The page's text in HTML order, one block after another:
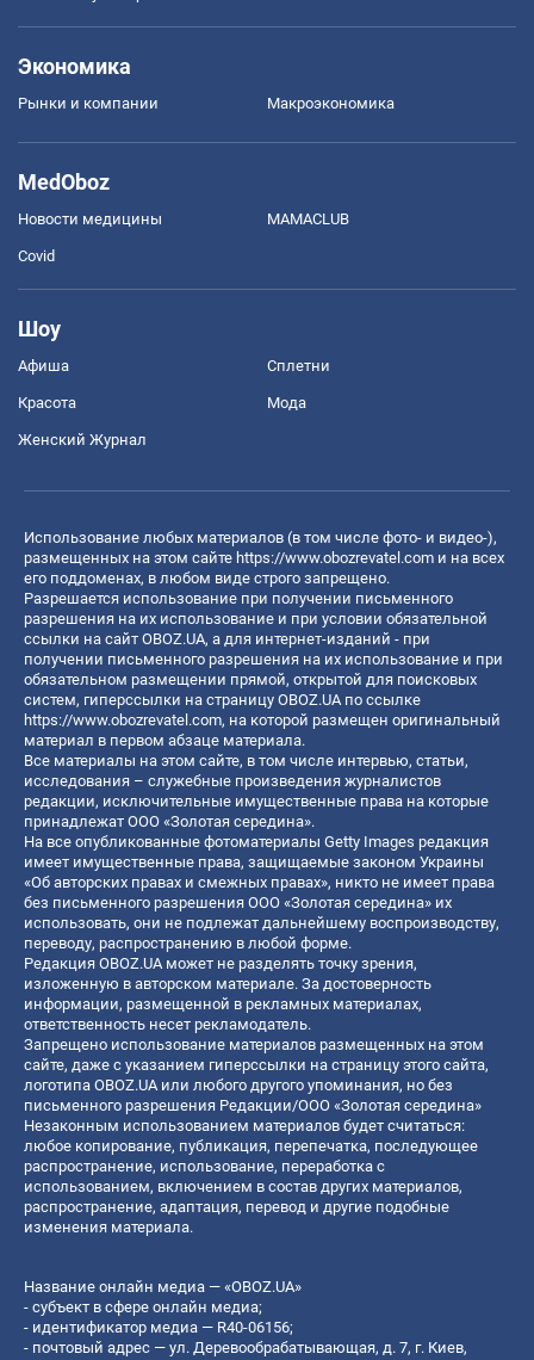
Экономика
Рынки и компании Mакроэкономика
MedOboz
Новости медицины MAMACLUB
Covid
Шоу
Афиша Сплетни
Красота Мода
Женский Журнал
Использование любых материалов (в том числе фото- и видео-),
размещенных на этом сайте https://www.obozrevatel.com и на всех
его поддоменах, в любом виде строго запрещено.
Разрешается использование при получении письменного
разрешения на их использование и при условии обязательной
ссылки на сайт OBOZ.UA, а для интернет-изданий - при
получении письменного разрешения на их использование и при
обязательном размещении прямой, открытой для поисковых
систем, гиперссылки на страницу OBOZ.UA по ссылке
https://www.obozrevatel.com, на которой размещен оригинальный
материал в первом абзаце материала.
Все материалы на этом сайте, в том числе интервью, статьи,
исследования – служебные произведения журналистов
редакции, исключительные имущественные права на которые
принадлежат ООО «Золотая середина».
На все опубликованные фотоматериалы Getty Images редакция
имеет имущественные права, защищаемые законом Украины
«Об авторских правах и смежных правах», никто не имеет права
без письменного разрешения ООО «Золотая середина» их
использовать, они не подлежат дальнейшему воспроизводству,
переводу, распространению в любой форме.
Редакция OBOZ.UA может не разделять точку зрения,
изложенную в авторском материале. За достоверность
информации, размещенной в рекламных материалах,
ответственность несет рекламодатель.
Запрещено использование материалов размещенных на этом
сайте, даже с указанием гиперссылки на страницу этого сайта,
логотипа OBOZ.UA или любого другого упоминания, но без
письменного разрешения Редакции/ООО «Золотая середина»
Незаконным использованием материалов будет считаться:
любое копирование, публикация, перепечатка, последующее
распространение, использование, переработка с
использованием, включением в состав других материалов,
распространение, адаптация, перевод и другие подобные
изменения материала.
Название онлайн медиа — «OBOZ.UA»
- субъект в сфере онлайн медиа;
- идентификатор медиа — R40-06156;
- почтовый адрес — ул. Деревообрабатывающая, д. 7, г. Киев,